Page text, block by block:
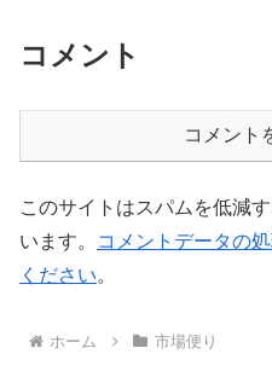
コメント
コメント
このサイトはスパムを低減
います。
コメントデータの
ください。
ホーム 市場便り